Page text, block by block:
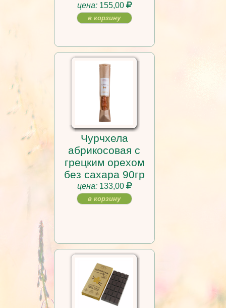
цена:155,00
в корзину
Чурчхела
абрикосовая с
грецким орехом
без сахара 90гр
цена:133,00
в корзину